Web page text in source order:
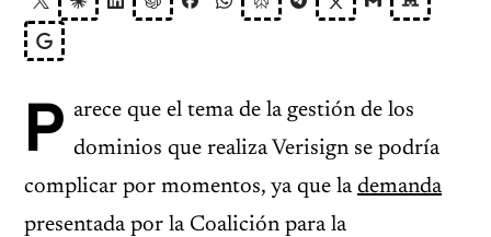
P arece que el tema de la gestión de los
dominios que realiza Verisign se podría
complicar por momentos, ya que la demanda
presentada por la Coalición para la